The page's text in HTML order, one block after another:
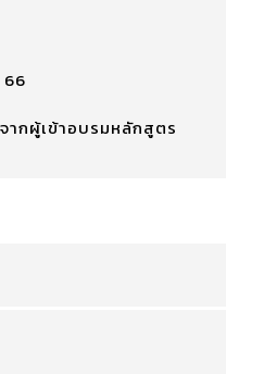
66
ากผู้เข้าอบรมหลักสูตร